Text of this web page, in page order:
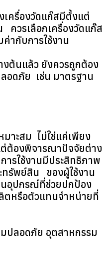
เครื่องวัดแก๊สมีตั้งแต่
วรเลือกเครื่องวัดแก๊ส
ากับการใช้งาน
งต้นแล้ว ยังควรถูกต้อง
อดภัย เช่น มาตรฐาน
มาะสม ไม่ใช่แค่เพียง
ต้องพิจารณาปัจจัยต่าง
รใช้งานมีประสิทธิภาพ
รัพย์สิน ของผู้ใช้งาน
อุปกรณ์ที่ช่วยปกป้อง
ตหรือตัวแทนจำหน่ายที่
ปลอดภัย อุตสาหกรรม